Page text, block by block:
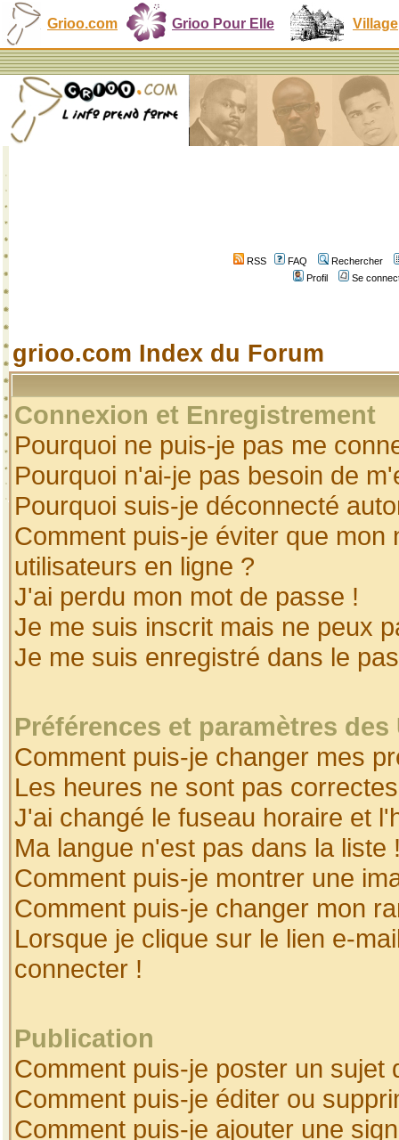
Grioo.com Grioo Pour Elle Village
RSS FAQ
Rechercher
Profil
Se
grioo.com Index du Forum
Connexion et Enregistrement
Pourquoi ne puis-je pas me
Pourquoi n'ai-je pas besoin de
Pourquoi suis-je déconnecté
Comment puis-je éviter que
utilisateurs en ligne ?
J'ai perdu mon mot de passe !
Je me suis inscrit mais ne peux
Je me suis enregistré dans le
Préférences et paramètres
Comment puis-je changer mes
Les heures ne sont pas
J'ai changé le fuseau horaire et
Ma langue n'est pas dans la liste
Comment puis-je montrer une
Comment puis-je changer mon
Lorsque je clique sur le lien e-
connecter !
Publication
Comment puis-je poster un sujet
Comment puis-je éditer ou
Comment puis-je ajouter une